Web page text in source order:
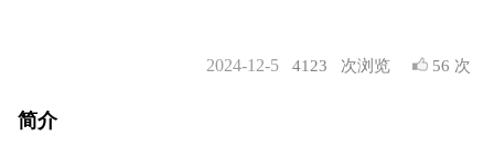
4123 次浏览 56 次
2024-12-5
简介